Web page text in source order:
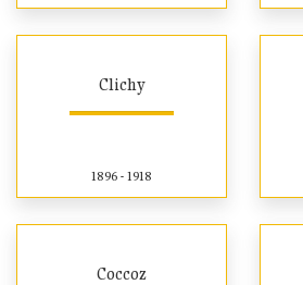
Clichy
1896 - 1918
Coccoz